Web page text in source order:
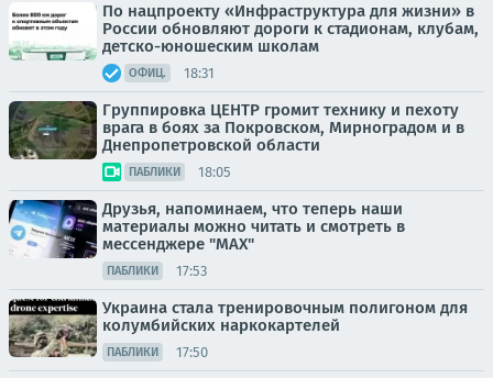
По нацпроекту «Инфраструктура для жизни» в
России обновляют дороги к стадионам, клубам,
детско-юношеским школам
ОФИЦ. 18:31
Группировка ЦЕНТР громит технику и пехоту
врага в боях за Покровском, Мирноградом и в
Днепропетровской области
ПАБЛИКИ 18:05
Друзья, напоминаем, что теперь наши
материалы можно читать и смотреть в
мессенджере "МАХ"
ПАБЛИКИ 17:53
Украина стала тренировочным полигоном для
колумбийских наркокартелей
ПАБЛИКИ 17:50